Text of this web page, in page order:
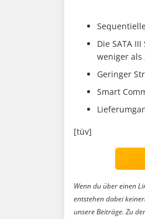
Die SATA
weniger als
Geringer
Smart
[tüv]
Wenn du über einen
entstehen dabei
unsere Beiträge. Zu